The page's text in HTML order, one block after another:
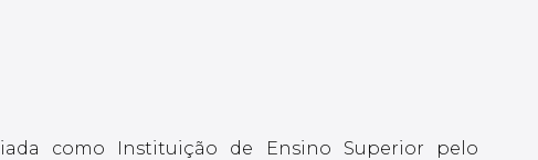
como Instituição de Ensino Superior pelo